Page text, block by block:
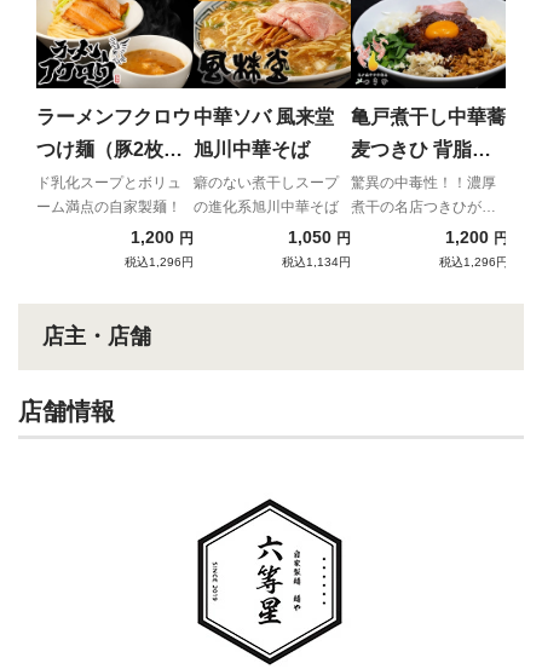
ラーメンフクロウ
つけ麺（豚2枚入
り）
ド乳化スープとボリュ
ーム満点の自家製麺！
1,200 円
税込1,296円
中華ソバ 風来堂
旭川中華そば
癖のない煮干しスープ
の進化系旭川中華そば
1,050 円
税込1,134円
亀戸煮干し中華蕎
麦つきひ 背脂辣
油の油そば
驚異の中毒性！！濃厚
煮干の名店つきひが放
つ、究極のジャンク背
脂まぜそば！とにか
い！
1,200 円
税込1,296円
店主・店舗
店舗情報